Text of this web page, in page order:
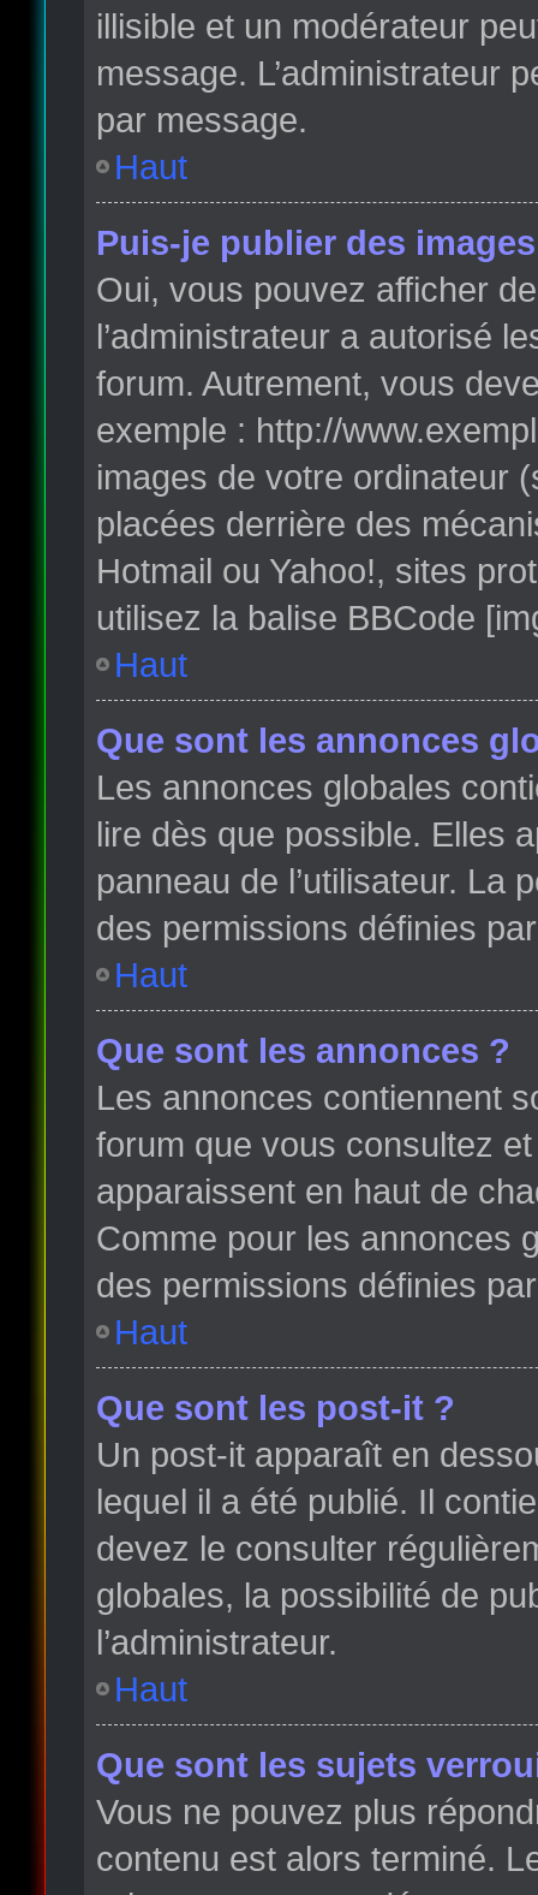
illisible et un modérateur
message. L’administrateur
par message.
Haut
Puis-je publier des
Oui, vous pouvez afficher
l’administrateur a autorisé
forum. Autrement, vous
exemple : http://
images de votre ordinateur
placées derrière des
Hotmail ou Yahoo!, sites
utilisez la balise BBCode
Haut
Que sont les annonces
Les annonces globales
lire dès que possible. Elles
panneau de l’utilisateur. La
des permissions définies
Haut
Que sont les annonces ?
Les annonces contiennent
forum que vous consultez
apparaissent en haut de
Comme pour les annonces
des permissions définies
Haut
Que sont les post-it ?
Un post-it apparaît en
lequel il a été publié. Il
devez le consulter
globales, la possibilité de
l’administrateur.
Haut
Que sont les sujets
Vous ne pouvez plus
contenu est alors terminé.